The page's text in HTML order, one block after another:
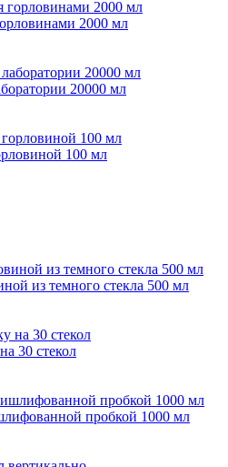
2000 мл
20000 мл
100 мл
из темного стекла 500 мл
30 стекол
пробкой 1000 мл